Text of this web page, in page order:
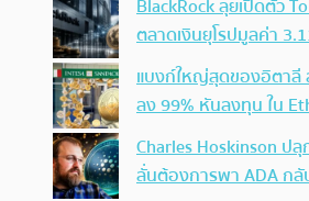
BlackRock ลุยเปิดตัว
ตลาดเงินยุโรปมูลค่า
แบงก์ใหญ่สุดของอิตาลี
ลง 99% หันลงทุน ใน
Charles Hoskinson ป
ลั่นต้องการพา ADA กลั